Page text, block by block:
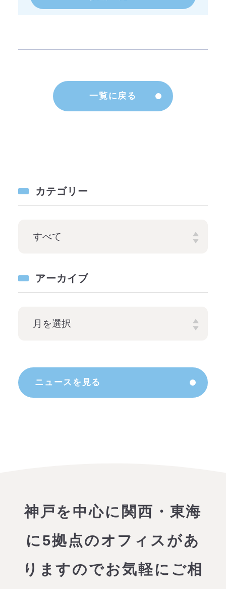
カテゴリー
アーカイブ
ニュースを見る
一覧に戻る
神戸を中心に関西・東海
に5拠点のオフィスがあ
りますのでお気軽にご相